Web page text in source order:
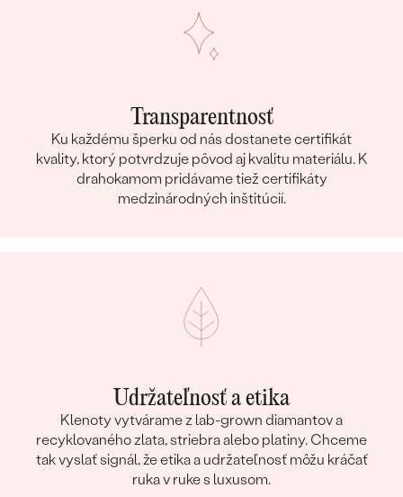
Transparentnosť
Ku každému šperku od nás dostanete certifikát
kvality, ktorý potvrdzuje pôvod aj kvalitu materiálu. K
drahokamom pridávame tiež certifikáty
medzinárodných inštitúcií.
Udržateľnosť a etika
Klenoty vytvárame z lab-grown diamantov a
recyklovaného zlata, striebra alebo platiny. Chceme
tak vyslať signál, že etika a udržateľnosť môžu kráčať
ruka v ruke s luxusom.